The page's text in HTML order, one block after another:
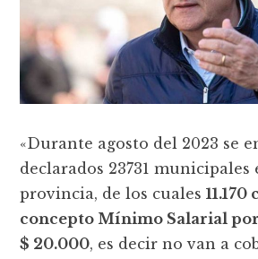
«Durante agosto del 2023 se
declarados 23731 municipales
provincia, de los cuales
concepto Mínimo Salarial
$ 20.000, es decir no van a